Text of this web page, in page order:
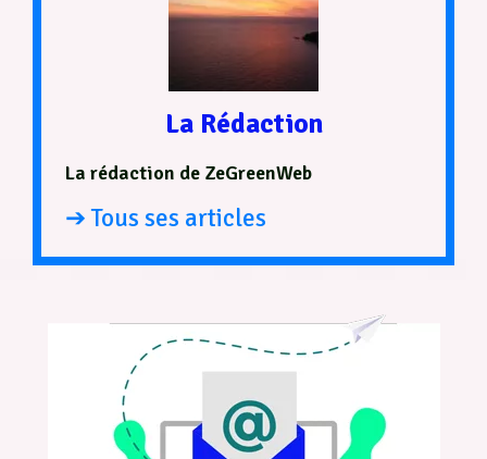
La Rédaction
La rédaction de ZeGreenWeb
➔ Tous ses articles